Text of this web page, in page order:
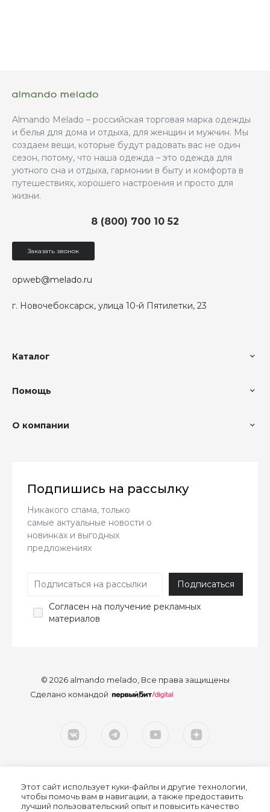
Almando Melado – российская торговая марка одежды
и белья для дома и отдыха, для женщин и мужчин. Мы
создаем вещи, которые будут радовать вас не один
сезон, потому, что наша одежда – это одежда для
уютного сна и отдыха, гармонии в быту и комфорта в
путешествиях, хорошего настроения и просто для
жизни.
г. Новочебоксарск, улица 10-й Пятилетки, 23
8 (800) 700 10 52
opweb@melado.ru
Заказать звонок
Каталог
Помощь
О компании
Подпишись на рассылку
Никакого спама, только
самые актуальные новости о
новинках и выгодных
предложениях
Согласен на получение рекламных
материалов
© 2026 almando melado, Все права защищены
Сделано командой
Этот сайт использует куки-файлы и другие технологии,
чтобы помочь вам в навигации, а также предоставить
лучший пользовательский опыт и повысить качество